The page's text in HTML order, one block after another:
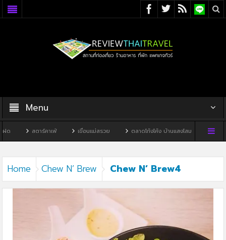
Menu
สตาร์คาเฟ่ เขื่อนแม่สรวย ตลาดโก้งโค้ง บ้านแสงโสม ทิวผาคา
Home Chew N’ Brew Chew N’ Brew4